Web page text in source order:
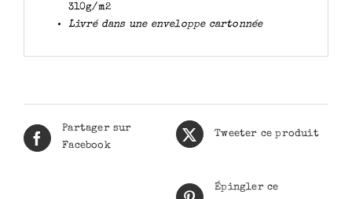
310g/m2
Livré dans une enveloppe cartonnée
Partager sur
Facebook
Tweeter ce produit
Épingler ce